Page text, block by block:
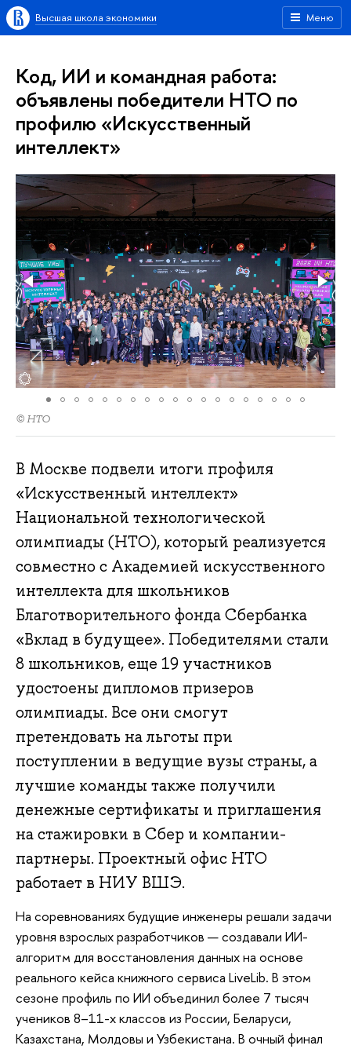
Меню
Высшая школа экономики
Код, ИИ и командная работа:
объявлены победители НТО по
профилю «Искусственный
интеллект»
© НТО
В Москве подвели итоги профиля
«Искусственный интеллект»
Национальной технологической
олимпиады (НТО), который реализуется
совместно с Академией искусственного
интеллекта для школьников
Благотворительного фонда Сбербанка
«Вклад в будущее». Победителями стали
8 школьников, еще 19 участников
удостоены дипломов призеров
олимпиады. Все они смогут
претендовать на льготы при
поступлении в ведущие вузы страны, а
лучшие команды также получили
денежные сертификаты и приглашения
на стажировки в Сбер и компании-
партнеры. Проектный офис НТО
работает в НИУ ВШЭ.
На соревнованиях будущие инженеры решали задачи
уровня взрослых разработчиков — создавали ИИ-
алгоритм для восстановления данных на основе
реального кейса книжного сервиса LiveLib. В этом
сезоне профиль по ИИ объединил более 7 тысяч
учеников 8–11-х классов из России, Беларуси,
Казахстана, Молдовы и Узбекистана. В очный финал